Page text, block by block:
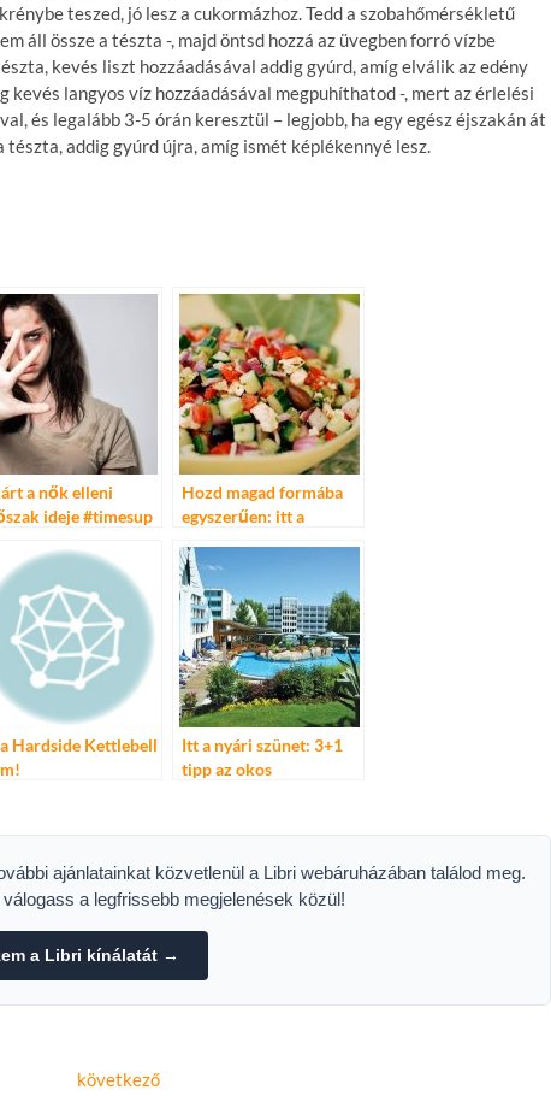
teszed, jó lesz a cukormázhoz. Tedd a szobahőmérsékletű
áll össze a tészta -, majd öntsd hozzá az üvegben forró vízbe
kevés liszt hozzáadásával addig gyúrd, amíg elválik az edény
langyos víz hozzáadásával megpuhíthatod -, mert az érlelési
és legalább 3-5 órán keresztül – legjobb, ha egy egész éjszakán át
addig gyúrd újra, amíg ismét képlékennyé lesz.
a nők elleni
ideje #timesup
Hozd magad formába
egyszerűen: itt a
böjt
Hardside Kettlebell
Itt a nyári szünet: 3+1
tipp az okos
nincs a top 10-ben
Európában
ajánlatainkat közvetlenül a Libri webáruházában találod meg.
a legfrissebb megjelenések közül!
a Libri kínálatát →
következőKövetkező